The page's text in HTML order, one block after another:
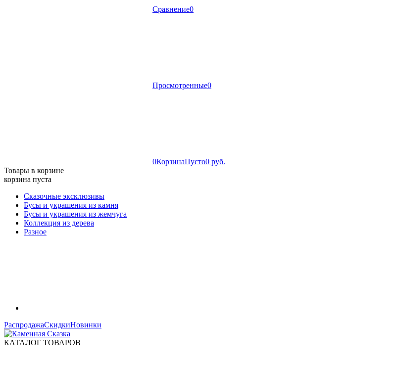
Сравнение0
Просмотренные0
0КорзинаПусто0 руб.
Товары в корзине
корзина пуста
Сказочные эксклюзивы
Бусы и украшения из камня
Бусы и украшения из жемчуга
Коллекция из дерева
Разное
РаспродажаСкидкиНовинки
КАТАЛОГ ТОВАРОВ